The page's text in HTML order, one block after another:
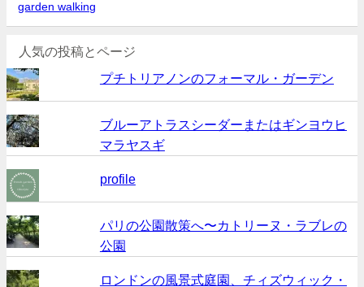
garden walking
人気の投稿とページ
プチトリアノンのフォーマル・ガーデン
ブルーアトラスシーダーまたはギンヨウヒ
マラヤスギ
profile
パリの公園散策へ〜カトリーヌ・ラブレの
公園
ロンドンの風景式庭園、チィズウィック・